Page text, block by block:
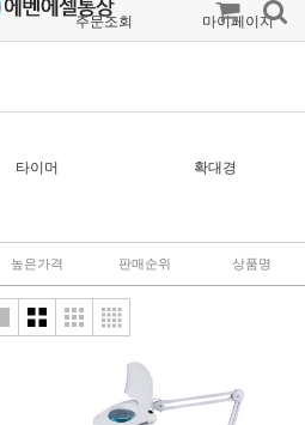
주문조회 마이페이지
타이머 확대경
높은가격 판매순위 상품명